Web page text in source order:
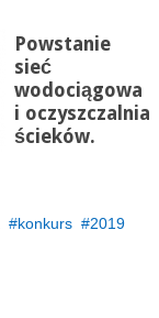
Powstanie
sieć
wodociągowa
i oczyszczalnia
ścieków.
konkurs
2019